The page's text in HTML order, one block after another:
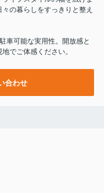
の暮らしをすっきりと整え
車可能な実用性。開放感と
でご体感ください。
合わせ